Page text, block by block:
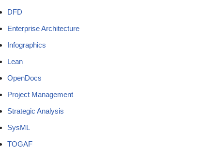
DFD
Enterprise Architecture
Infographics
Lean
OpenDocs
Project Management
Strategic Analysis
SysML
TOGAF